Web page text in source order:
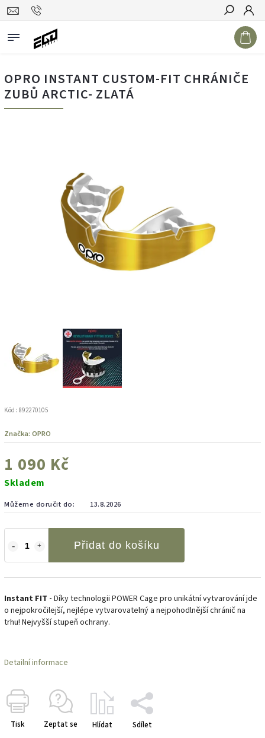
Hledat
OPRO INSTANT CUSTOM-FIT CHRÁNIČE
ZUBŮ ARCTIC- ZLATÁ
Kód: 892270105
Značka: OPRO
1 090 Kč
Skladem
Můžeme doručit do: 13.8.2026
Přidat do košíku
Instant FIT - Díky technologii POWER Cage pro unikátní vytvarování jde
o nejpokročilejší, nejlépe vytvarovatelný a nejpohodlnější chránič na
trhu! Nejvyšší stupeň ochrany.
Detailní informace
Tisk Zeptat se Hlídat Sdílet